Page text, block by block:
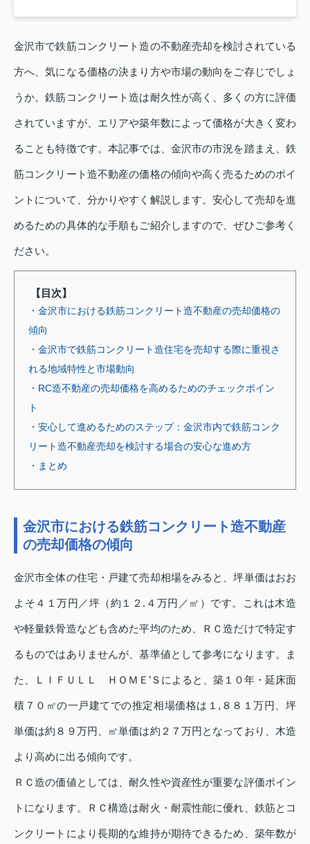
金沢市で鉄筋コンクリート造の不動産売却を検討されている
方へ、気になる価格の決まり方や市場の動向をご存じでしょ
うか。鉄筋コンクリート造は耐久性が高く、多くの方に評価
されていますが、エリアや築年数によって価格が大きく変わ
ることも特徴です。本記事では、金沢市の市況を踏まえ、鉄
筋コンクリート造不動産の価格の傾向や高く売るためのポイ
ントについて、分かりやすく解説します。安心して売却を進
めるための具体的な手順もご紹介しますので、ぜひご参考く
ださい。
【目次】
・金沢市における鉄筋コンクリート造不動産の売却価格の
傾向
・金沢市で鉄筋コンクリート造住宅を売却する際に重視さ
れる地域特性と市場動向
・RC造不動産の売却価格を高めるためのチェックポイン
ト
・安心して進めるためのステップ：金沢市内で鉄筋コンク
リート造不動産売却を検討する場合の安心な進め方
・まとめ
金沢市における鉄筋コンクリート造不動産
の売却価格の傾向
金沢市全体の住宅・戸建て売却相場をみると、坪単価はおお
よそ４１万円／坪（約１２.４万円／㎡）です。これは木造
や軽量鉄骨造なども含めた平均のため、ＲＣ造だけで特定す
るものではありませんが、基準値として参考になります。ま
た、ＬＩＦＵＬＬ ＨＯＭＥ’Ｓによると、築１０年・延床面
積７０㎡の一戸建てでの推定相場価格は１,８８１万円、坪
単価は約８９万円、㎡単価は約２７万円となっており、木造
より高めに出る傾向です。
ＲＣ造の価値としては、耐久性や資産性が重要な評価ポイン
トになります。ＲＣ構造は耐火・耐震性能に優れ、鉄筋とコ
ンクリートにより長期的な維持が期待できるため、築年数が